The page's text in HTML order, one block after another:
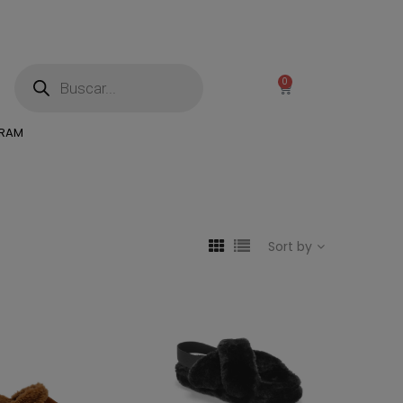
0
Sort by